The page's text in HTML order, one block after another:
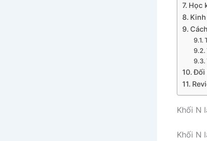
Học
Đối
Khối N
Khối N